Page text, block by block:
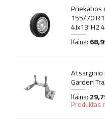
Priekabos
155/70
4Jx13"H2
Kaina:
Garden
Kaina:
Produktas